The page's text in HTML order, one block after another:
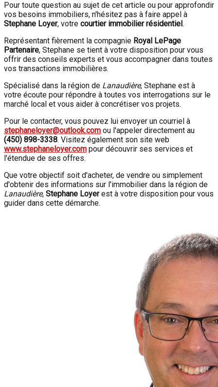
Pour toute question au sujet de cet article ou pour approfondir
vos besoins immobiliers, n'hésitez pas à faire appel à
Stephane Loyer, votre courtier immobilier résidentiel .
Représentant fièrement la compagnie Royal LePage
Partenaire, Stephane se tient à votre disposition pour vous
offrir des conseils experts et vous accompagner dans toutes
vos transactions immobilières.
Spécialisé dans la région de Lanaudière, Stephane est à
votre écoute pour répondre à toutes vos interrogations sur le
marché local et vous aider à concrétiser vos projets.
Pour le contacter, vous pouvez lui envoyer un courriel à
stephaneloyer@outlook.com ou l'appeler directement au
(450) 898-3338. Visitez également son site web
www.stephaneloyer.com pour découvrir ses services et
l'étendue de ses offres.
Que votre objectif soit d'acheter, de vendre ou simplement
d'obtenir des informations sur l'immobilier dans la région de
Lanaudière, Stephane Loyerest à votre disposition pour vous
guider dans cette démarche.